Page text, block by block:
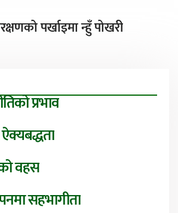
पर्खाइमा न्हुँ पोखरी
प्रभाव
वहस
सहभागीता